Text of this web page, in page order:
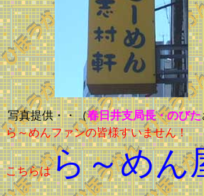
写真提供・・（春日井支局長・のびた
ら～めんファンの皆様すいません！
こちらはら～めん